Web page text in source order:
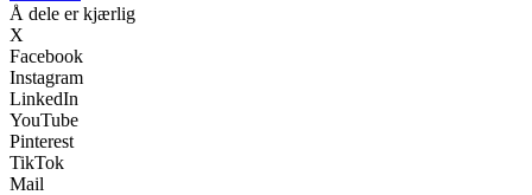
Å dele er kjærlig
X
Facebook
Instagram
LinkedIn
YouTube
Pinterest
TikTok
Mail